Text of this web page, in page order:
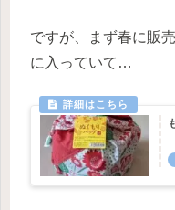
ですが、まず春に販
に入っていて…